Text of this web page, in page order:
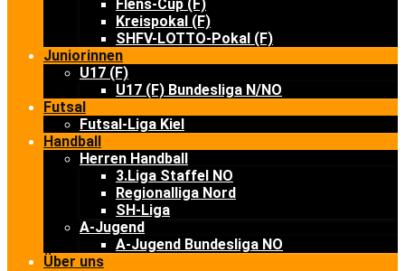
Flens-Cup (F)
Kreispokal (F)
SHFV-LOTTO-Pokal (F)
Juniorinnen
U17 (F)
U17 (F) Bundesliga N/NO
Futsal
Futsal-Liga Kiel
Handball
Herren Handball
3.Liga Staffel NO
Regionalliga Nord
SH-Liga
A-Jugend
A-Jugend Bundesliga NO
Über uns